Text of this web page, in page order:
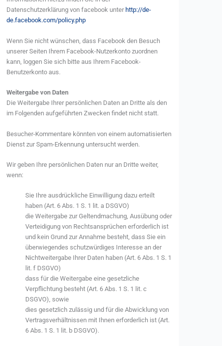
Datenschutzerklärung von facebook unter http://de-
de.facebook.com/policy.php
Wenn Sie nicht wünschen, dass Facebook den Besuch
unserer Seiten Ihrem Facebook-Nutzerkonto zuordnen
kann, loggen Sie sich bitte aus Ihrem Facebook-
Benutzerkonto aus.
Weitergabe von Daten
Die Weitergabe Ihrer persönlichen Daten an Dritte als den
im Folgenden aufgeführten Zwecken findet nicht statt.
Besucher-Kommentare könnten von einem automatisierten
Dienst zur Spam-Erkennung untersucht werden.
Wir geben Ihre persönlichen Daten nur an Dritte weiter,
wenn:
Sie Ihre ausdrückliche Einwilligung dazu erteilt
haben (Art. 6 Abs. 1 S. 1 lit. a DSGVO)
die Weitergabe zur Geltendmachung, Ausübung oder
Verteidigung von Rechtsansprüchen erforderlich ist
und kein Grund zur Annahme besteht, dass Sie ein
überwiegendes schutzwürdiges Interesse an der
Nichtweitergabe Ihrer Daten haben (Art. 6 Abs. 1 S. 1
lit. f DSGVO)
dass für die Weitergabe eine gesetzliche
Verpflichtung besteht (Art. 6 Abs. 1 S. 1 lit. c
DSGVO), sowie
dies gesetzlich zulässig und für die Abwicklung von
Vertragsverhältnissen mit Ihnen erforderlich ist (Art.
6 Abs. 1 S. 1 lit. b DSGVO).